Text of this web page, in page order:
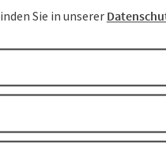
Sie in unserer